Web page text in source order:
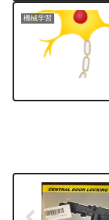
機械学習